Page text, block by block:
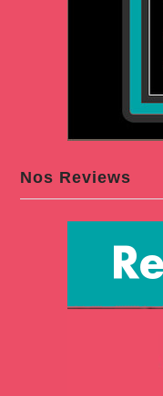
Nos Reviews